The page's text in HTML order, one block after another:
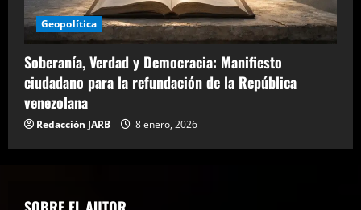
Geopolítica
Soberanía, Verdad y Democracia: Manifiesto
ciudadano para la refundación de la República
venezolana
Redacción JARB 8 enero, 2026